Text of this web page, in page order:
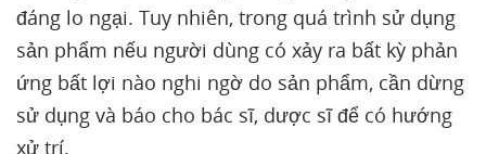
đáng lo ngại. Tuy nhiên, trong quá trình sử dụng
sản phẩm nếu người dùng có xảy ra bất kỳ phản
ứng bất lợi nào nghi ngờ do sản phẩm, cần dừng
sử dụng và báo cho bác sĩ, dược sĩ để có hướng
xử trí.